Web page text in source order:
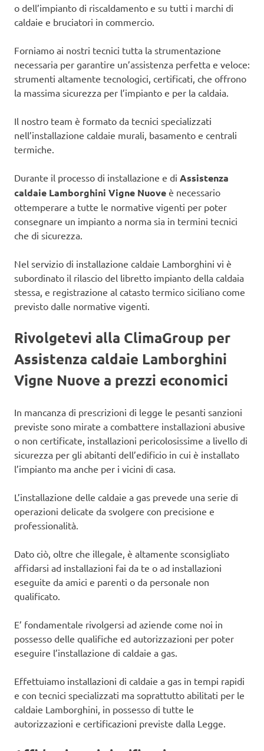
o dell’impianto di riscaldamento e su tutti i marchi di
caldaie e bruciatori in commercio.
Forniamo ai nostri tecnici tutta la strumentazione
necessaria per garantire un’assistenza perfetta e veloce:
strumenti altamente tecnologici, certificati, che offrono
la massima sicurezza per l’impianto e per la caldaia.
Il nostro team è formato da tecnici specializzati
nell’installazione caldaie murali, basamento e centrali
termiche.
Durante il processo di installazione e di Assistenza
caldaie Lamborghini Vigne Nuove è necessario
ottemperare a tutte le normative vigenti per poter
consegnare un impianto a norma sia in termini tecnici
che di sicurezza.
Nel servizio di installazione caldaie Lamborghini vi è
subordinato il rilascio del libretto impianto della caldaia
stessa, e registrazione al catasto termico siciliano come
previsto dalle normative vigenti.
Rivolgetevi alla ClimaGroup per
Assistenza caldaie Lamborghini
Vigne Nuove a prezzi economici
In mancanza di prescrizioni di legge le pesanti sanzioni
previste sono mirate a combattere installazioni abusive
o non certificate, installazioni pericolosissime a livello di
sicurezza per gli abitanti dell’edificio in cui è installato
l’impianto ma anche per i vicini di casa.
L’installazione delle caldaie a gas prevede una serie di
operazioni delicate da svolgere con precisione e
professionalità.
Dato ciò, oltre che illegale, è altamente sconsigliato
affidarsi ad installazioni fai da te o ad installazioni
eseguite da amici e parenti o da personale non
qualificato.
E’ fondamentale rivolgersi ad aziende come noi in
possesso delle qualifiche ed autorizzazioni per poter
eseguire l’installazione di caldaie a gas.
Effettuiamo installazioni di caldaie a gas in tempi rapidi
e con tecnici specializzati ma soprattutto abilitati per le
caldaie Lamborghini, in possesso di tutte le
autorizzazioni e certificazioni previste dalla Legge.